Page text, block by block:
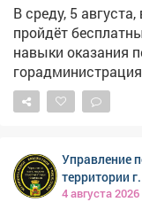
В среду, 5
пройдёт
навыки оказания
горадминистрация. – На занятии
отработают
при
(вход со стороны
бесплатное. Напомним, власти велели массово
Управление
территории
4 августа 2026